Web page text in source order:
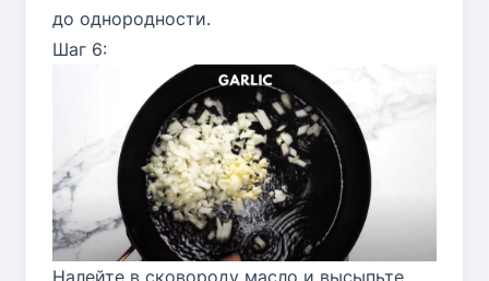
до однородности.
Шаг 6: